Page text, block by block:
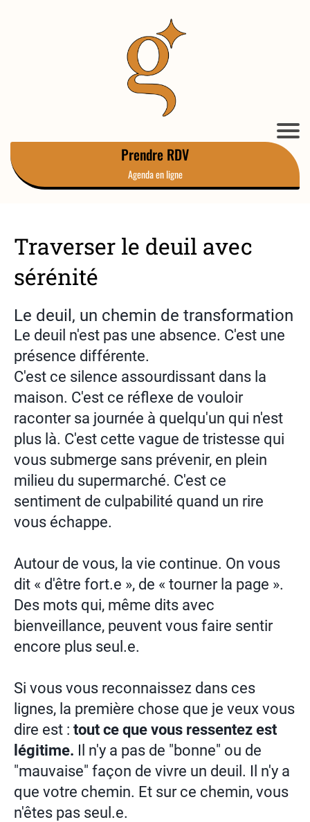
Prendre RDV
Agenda en ligne
Traverser le deuil avec
sérénité
Le deuil, un chemin de transformation
Le deuil n'est pas une absence. C'est une
présence différente.
C'est ce silence assourdissant dans la
maison. C'est ce réflexe de vouloir
raconter sa journée à quelqu'un qui n'est
plus là. C'est cette vague de tristesse qui
vous submerge sans prévenir, en plein
milieu du supermarché. C'est ce
sentiment de culpabilité quand un rire
vous échappe.
Autour de vous, la vie continue. On vous
dit « d'être fort.e », de « tourner la page ».
Des mots qui, même dits avec
bienveillance, peuvent vous faire sentir
encore plus seul.e.
Si vous vous reconnaissez dans ces
lignes, la première chose que je veux vous
dire est : tout ce que vous ressentez est
légitime. Il n'y a pas de "bonne" ou de
"mauvaise" façon de vivre un deuil. Il n'y a
que votre chemin. Et sur ce chemin, vous
n'êtes pas seul.e.